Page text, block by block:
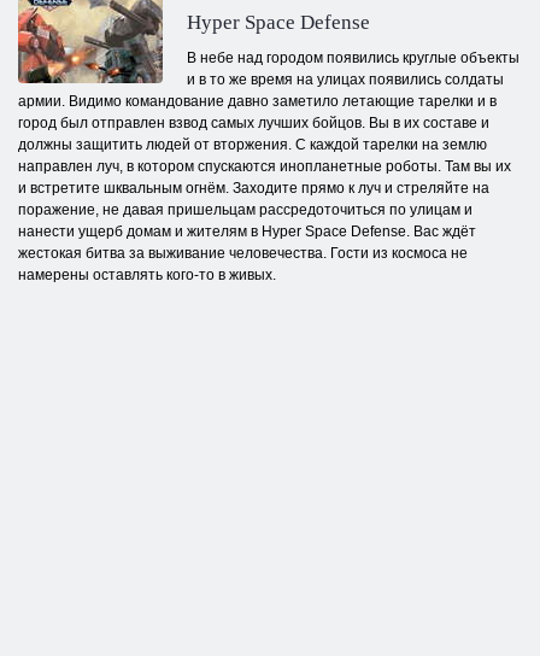
Hyper Space Defense
В небе над городом появились круглые объекты
и в то же время на улицах появились солдаты
армии. Видимо командование давно заметило летающие тарелки и в
город был отправлен взвод самых лучших бойцов. Вы в их составе и
должны защитить людей от вторжения. С каждой тарелки на землю
направлен луч, в котором спускаются инопланетные роботы. Там вы их
и встретите шквальным огнём. Заходите прямо к луч и стреляйте на
поражение, не давая пришельцам рассредоточиться по улицам и
нанести ущерб домам и жителям в Hyper Space Defense. Вас ждёт
жестокая битва за выживание человечества. Гости из космоса не
намерены оставлять кого-то в живых.